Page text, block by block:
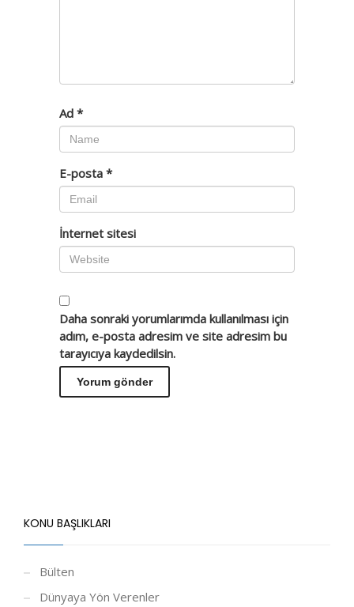
Ad *
E-posta *
İnternet sitesi
Daha sonraki yorumlarımda kullanılması için
adım, e-posta adresim ve site adresim bu
tarayıcıya kaydedilsin.
KONU BAŞLIKLARI
Bülten
Dünyaya Yön Verenler